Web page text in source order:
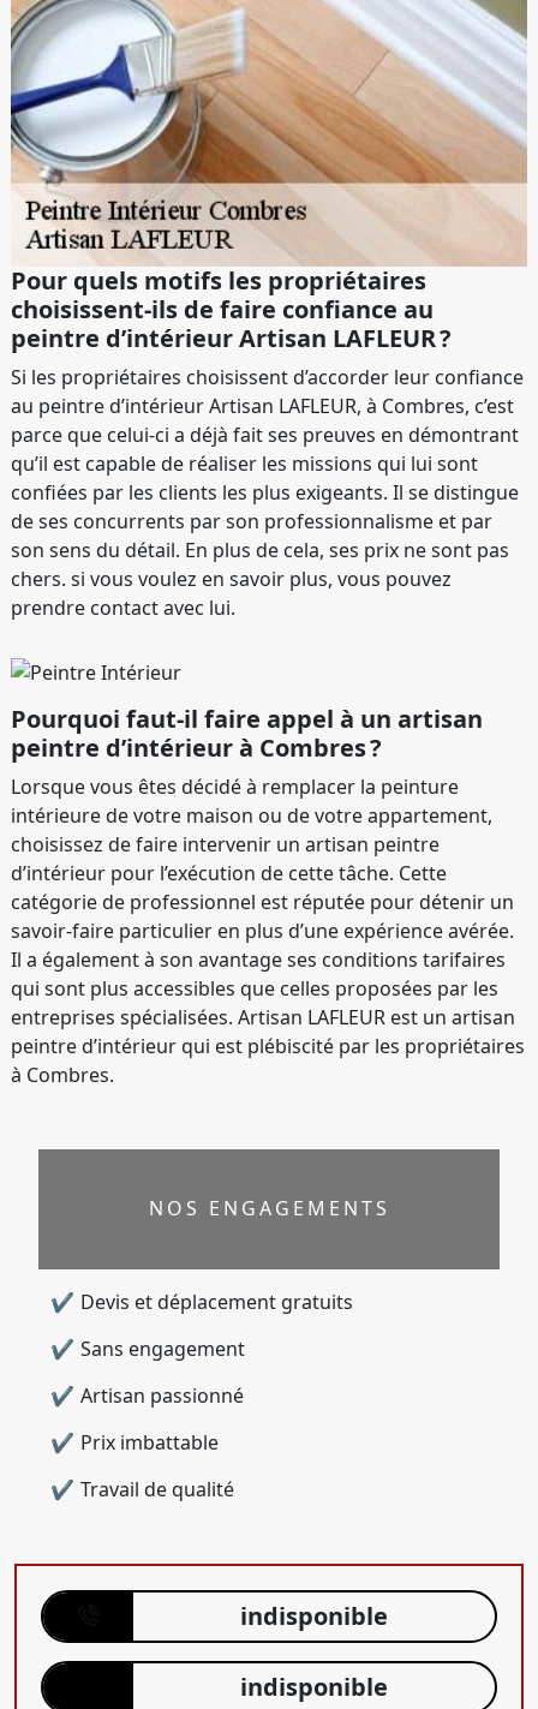
Pour quels motifs les propriétaires
choisissent-ils de faire confiance au
peintre d’intérieur Artisan LAFLEUR ?
Si les propriétaires choisissent d’accorder leur confiance
au peintre d’intérieur Artisan LAFLEUR, à Combres, c’est
parce que celui-ci a déjà fait ses preuves en démontrant
qu’il est capable de réaliser les missions qui lui sont
confiées par les clients les plus exigeants. Il se distingue
de ses concurrents par son professionnalisme et par
son sens du détail. En plus de cela, ses prix ne sont pas
chers. si vous voulez en savoir plus, vous pouvez
prendre contact avec lui.
Pourquoi faut-il faire appel à un artisan
peintre d’intérieur à Combres ?
Lorsque vous êtes décidé à remplacer la peinture
intérieure de votre maison ou de votre appartement,
choisissez de faire intervenir un artisan peintre
d’intérieur pour l’exécution de cette tâche. Cette
catégorie de professionnel est réputée pour détenir un
savoir-faire particulier en plus d’une expérience avérée.
Il a également à son avantage ses conditions tarifaires
qui sont plus accessibles que celles proposées par les
entreprises spécialisées. Artisan LAFLEUR est un artisan
peintre d’intérieur qui est plébiscité par les propriétaires
à Combres.
NOS ENGAGEMENTS
Devis et déplacement gratuits
Sans engagement
Artisan passionné
Prix imbattable
Travail de qualité
indisponible
indisponible